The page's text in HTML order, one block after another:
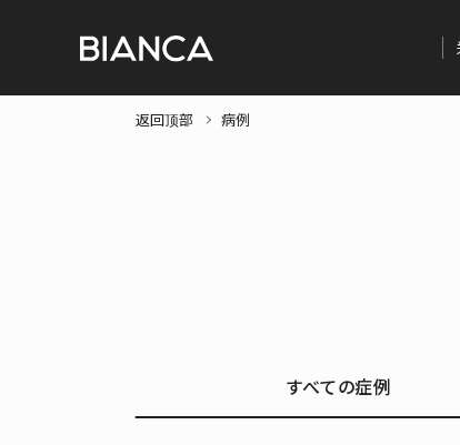
返回顶部 病例
すべての症例